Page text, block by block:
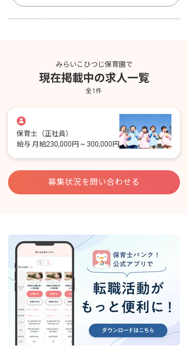
みらいこひつじ保育園で
現在掲載中の求人一覧
全 1件
保育士 （正社員）
給与 月給230,000円 ~ 300,000円
募集状況を問い合わせる